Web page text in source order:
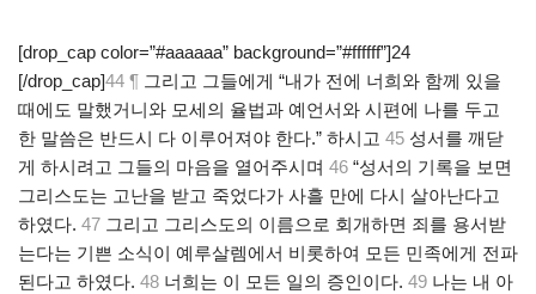
[drop_cap color=”#aaaaaa” background=”#ffffff”]24
[/drop_cap]44 ¶ 그리고 그들에게 “내가 전에 너희와 함께 있을
때에도 말했거니와 모세의 율법과 예언서와 시편에 나를 두고
한 말씀은 반드시 다 이루어져야 한다.” 하시고 45 성서를 깨닫
게 하시려고 그들의 마음을 열어주시며 46 “성서의 기록을 보면
그리스도는 고난을 받고 죽었다가 사흘 만에 다시 살아난다고
하였다. 47 그리고 그리스도의 이름으로 회개하면 죄를 용서받
는다는 기쁜 소식이 예루살렘에서 비롯하여 모든 민족에게 전파
된다고 하였다. 48 너희는 이 모든 일의 증인이다. 49 나는 내 아